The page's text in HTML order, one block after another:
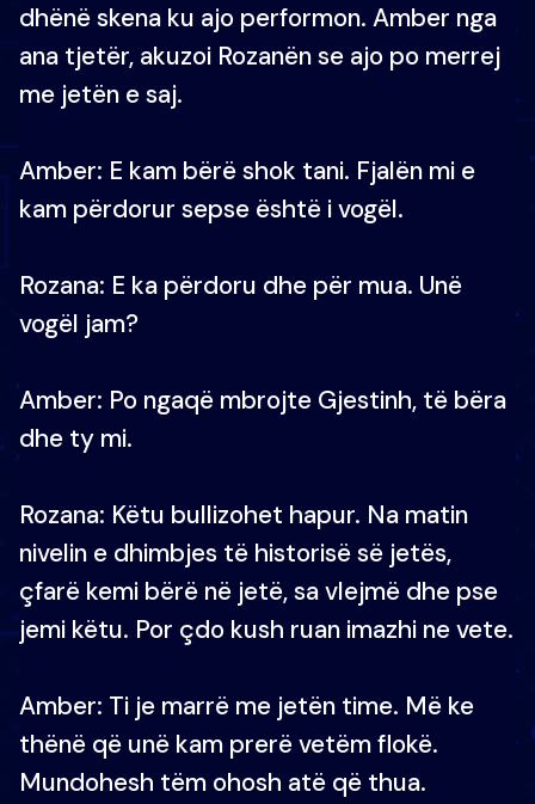
dhënë skena ku ajo performon. Amber nga
ana tjetër, akuzoi Rozanën se ajo po merrej
me jetën e saj.
Amber: E kam bërë shok tani. Fjalën mi e
kam përdorur sepse është i vogël.
Rozana: E ka përdoru dhe për mua. Unë
vogël jam?
Amber: Po ngaqë mbrojte Gjestinh, të bëra
dhe ty mi.
Rozana: Këtu bullizohet hapur. Na matin
nivelin e dhimbjes të historisë së jetës,
çfarë kemi bërë në jetë, sa vlejmë dhe pse
jemi këtu. Por çdo kush ruan imazhi ne vete.
Amber: Ti je marrë me jetën time. Më ke
thënë që unë kam prerë vetëm flokë.
Mundohesh tëm ohosh atë që thua.